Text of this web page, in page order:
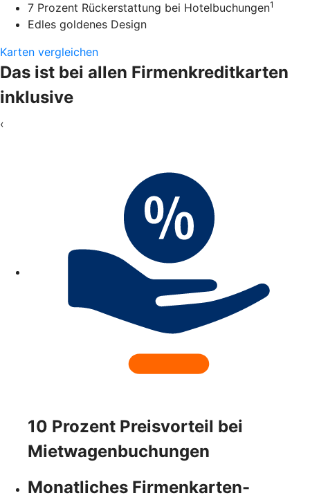
7 Prozent Rückerstattung bei Hotelbuchungen1
Edles goldenes Design
Karten vergleichen
Das ist bei allen Firmenkreditkarten
inklusive
‹
10 Prozent Preisvorteil bei
Mietwagenbuchungen
Monatliches Firmenkarten-